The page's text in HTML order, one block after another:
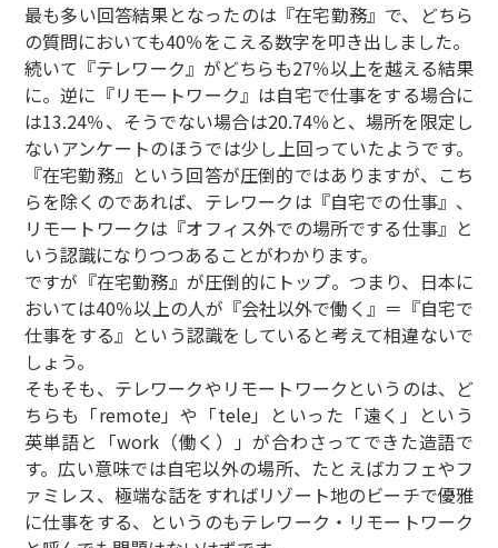
最も多い回答結果となったのは『在宅勤務』で、どちら
の質問においても40％をこえる数字を叩き出しました。
続いて『テレワーク』がどちらも27％以上を越える結果
に。逆に『リモートワーク』は自宅で仕事をする場合に
は13.24％、そうでない場合は20.74％と、場所を限定し
ないアンケートのほうでは少し上回っていたようです。
『在宅勤務』という回答が圧倒的ではありますが、こち
らを除くのであれば、テレワークは『自宅での仕事』、
リモートワークは『オフィス外での場所でする仕事』と
いう認識になりつつあることがわかります。
ですが『在宅勤務』が圧倒的にトップ。つまり、日本に
おいては40％以上の人が『会社以外で働く』＝『自宅で
仕事をする』という認識をしていると考えて相違ないで
しょう。
そもそも、テレワークやリモートワークというのは、ど
ちらも「remote」や「tele」といった「遠く」という
英単語と「work（働く）」が合わさってできた造語で
す。広い意味では自宅以外の場所、たとえばカフェやフ
ァミレス、極端な話をすればリゾート地のビーチで優雅
に仕事をする、というのもテレワーク・リモートワーク